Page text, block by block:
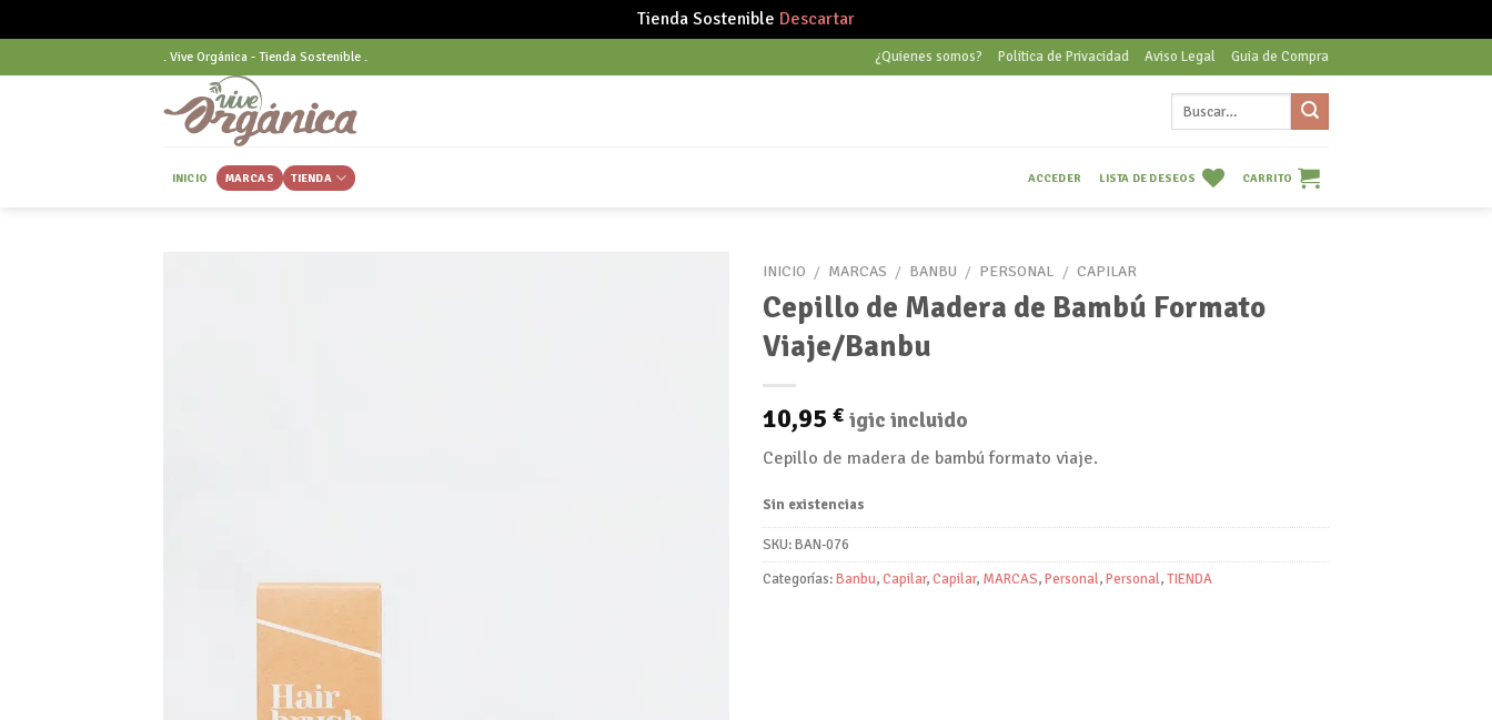
Tienda Sostenible Descartar
to
. Vive Orgánica - Tienda Sostenible . ¿Quienes somos? Politica de Privacidad Aviso Legal Guia de Compra
INICIO MARCAS TIENDA ACCEDER LISTA DE DESEOS CARRITO
INICIO / MARCAS / BANBU / PERSONAL / CAPILAR
Cepillo de Madera de Bambú Formato
Viaje/Banbu
10,95 € igic incluido
Cepillo de madera de bambú formato viaje.
Sin existencias
SKU:BAN-076
Categorías:Banbu,Capilar,Capilar, MARCAS,Personal,Personal,TIENDA